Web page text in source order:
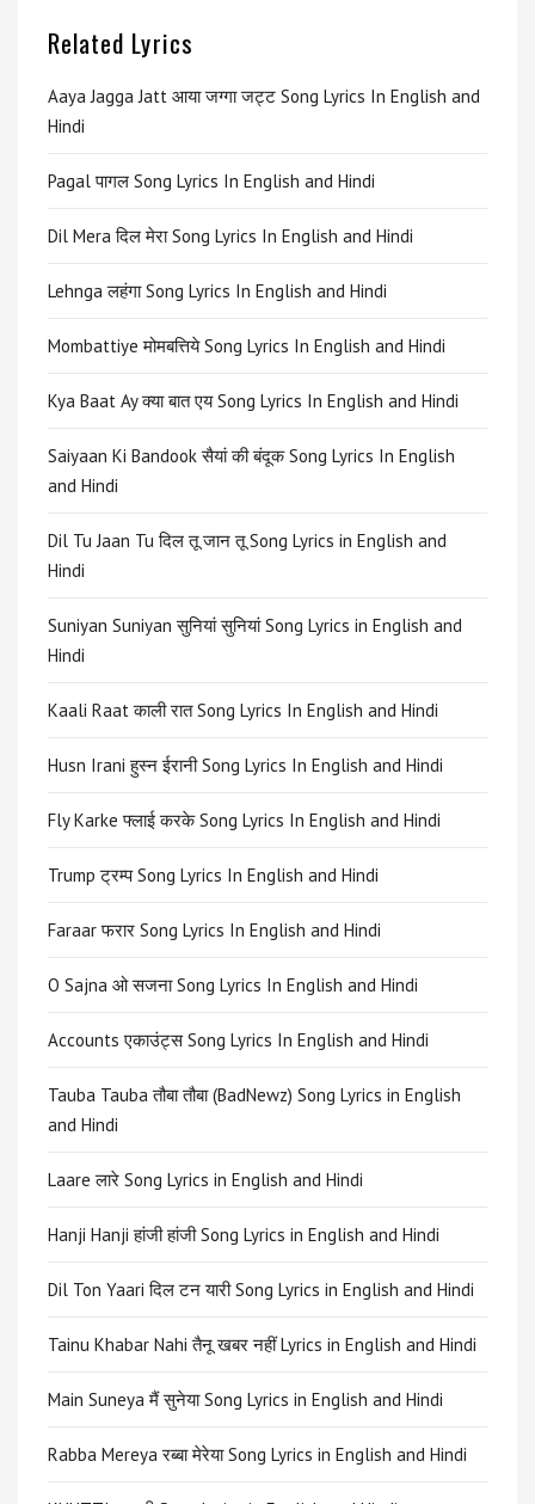
Related Lyrics
Aaya Jagga Jatt आया जग्गा जट्ट Song Lyrics In English and
Hindi
Pagal पागल Song Lyrics In English and Hindi
Dil Mera दिल मेरा Song Lyrics In English and Hindi
Lehnga लहंगा Song Lyrics In English and Hindi
Mombattiye मोमबत्तिये Song Lyrics In English and Hindi
Kya Baat Ay क्या बात एय Song Lyrics In English and Hindi
Saiyaan Ki Bandook सैयां की बंदूक Song Lyrics In English
and Hindi
Dil Tu Jaan Tu दिल तू जान तू Song Lyrics in English and
Hindi
Suniyan Suniyan सुनियां सुनियां Song Lyrics in English and
Hindi
Kaali Raat काली रात Song Lyrics In English and Hindi
Husn Irani हुस्न ईरानी Song Lyrics In English and Hindi
Fly Karke फ्लाई करके Song Lyrics In English and Hindi
Trump ट्रम्प Song Lyrics In English and Hindi
Faraar फरार Song Lyrics In English and Hindi
O Sajna ओ सजना Song Lyrics In English and Hindi
Accounts एकाउंट्स Song Lyrics In English and Hindi
Tauba Tauba तौबा तौबा (BadNewz) Song Lyrics in English
and Hindi
Laare लारे Song Lyrics in English and Hindi
Hanji Hanji हांजी हांजी Song Lyrics in English and Hindi
Dil Ton Yaari दिल टन यारी Song Lyrics in English and Hindi
Tainu Khabar Nahi तैनू खबर नहीं Lyrics in English and Hindi
Main Suneya मैं सुनेया Song Lyrics in English and Hindi
Rabba Mereya रब्बा मेरेया Song Lyrics in English and Hindi